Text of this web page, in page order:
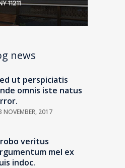
news
ut perspiciatis
omnis iste natus
NOVEMBER, 2017
veritus
mel ex
indoc.